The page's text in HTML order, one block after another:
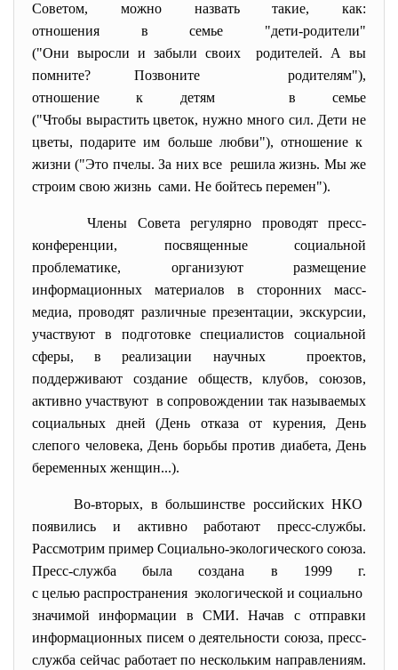
Советом, можно назвать такие, как:
отношения в семье "дети-родители"
("Они выросли и забыли своих родителей. А вы
помните? Позвоните родителям"),
отношение к детям в семье
("Чтобы вырастить цветок, нужно много сил. Дети не
цветы, подарите им больше любви"), отношение к
жизни ("Это пчелы. За них все решила жизнь. Мы же
строим свою жизнь сами. Не бойтесь перемен").
Члены Совета регулярно проводят пресс-
конференции, посвященные социальной
проблематике, организуют размещение
информационных материалов в сторонних масс-
медиа, проводят различные презентации, экскурсии,
участвуют в подготовке специалистов социальной
сферы, в реализации научных проектов,
поддерживают создание обществ, клубов, союзов,
активно участвуют в сопровождении так называемых
социальных дней (День отказа от курения, День
слепого человека, День борьбы против диабета, День
беременных женщин...).
Во-вторых, в большинстве российских НКО
появились и активно работают пресс-службы.
Рассмотрим пример Социально-экологического союза.
Пресс-служба была создана в 1999 г.
с целью распространения экологической и социально
значимой информации в СМИ. Начав с отправки
информационных писем о деятельности союза, пресс-
служба сейчас работает по нескольким направлениям.